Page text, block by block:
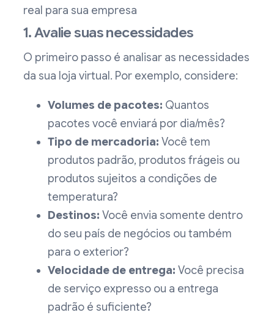
real para sua empresa
1. Avalie suas necessidades
O primeiro passo é analisar as necessidades
da sua loja virtual. Por exemplo, considere:
Volumes de pacotes: Quantos
pacotes você enviará por dia/mês?
Tipo de mercadoria: Você tem
produtos padrão, produtos frágeis ou
produtos sujeitos a condições de
temperatura?
Destinos: Você envia somente dentro
do seu país de negócios ou também
para o exterior?
Velocidade de entrega: Você precisa
de serviço expresso ou a entrega
padrão é suficiente?